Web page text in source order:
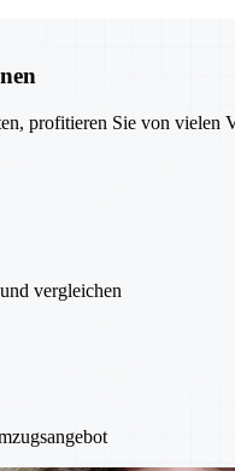
profitieren Sie von
vergleichen